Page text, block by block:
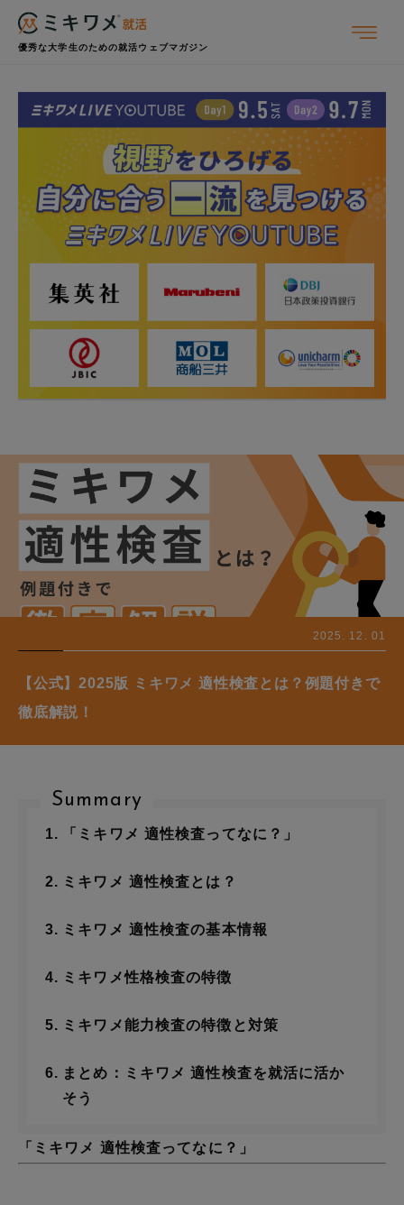
優秀な大学生のための就活ウェブマガジン
2025. 12. 01
【公式】2025版 ミキワメ 適性検査とは？例題付きで
徹底解説！
Summary
「ミキワメ 適性検査ってなに？」
ミキワメ 適性検査とは？
ミキワメ 適性検査の基本情報
ミキワメ性格検査の特徴
ミキワメ能力検査の特徴と対策
まとめ：ミキワメ 適性検査を就活に活か
そう
「ミキワメ 適性検査ってなに？」